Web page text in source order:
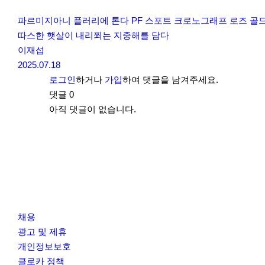
파르미지아니 플러리에 톤다 PF 스포트 크로노그래프 로즈 골
따스한 햇살이 내리쬐는 지중해를 담다
이재섭
2025.07.18
로그인하거나 가입하여 댓글을 남겨주세요.
댓글 0
아직 댓글이 없습니다.
채용
광고 및 제휴
개인정보보호
클로카 정책